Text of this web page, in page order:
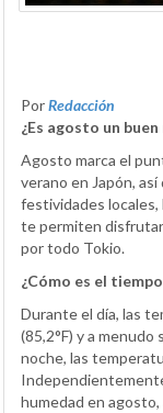
PorRedacción
¿Es agosto un
Agosto marca el
verano en Japón,
festividades
te permiten
por todo Tokio.
¿Cómo es el
Durante el día, las
(85,2°F) y a menudo
noche, las
humedad en agosto,